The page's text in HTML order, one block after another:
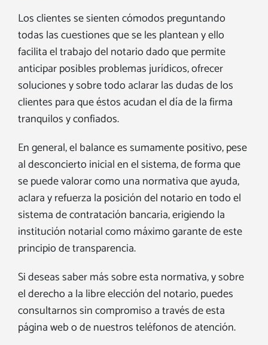
Los clientes se sienten cómodos preguntando
todas las cuestiones que se les plantean y ello
facilita el trabajo del notario dado que permite
anticipar posibles problemas jurídicos, ofrecer
soluciones y sobre todo aclarar las dudas de los
clientes para que éstos acudan el día de la firma
tranquilos y confiados.
En general, el balance es sumamente positivo, pese
al desconcierto inicial en el sistema, de forma que
se puede valorar como una normativa que ayuda,
aclara y refuerza la posición del notario en todo el
sistema de contratación bancaria, erigiendo la
institución notarial como máximo garante de este
principio de transparencia.
Si deseas saber más sobre esta normativa, y sobre
el derecho a la libre elección del notario, puedes
consultarnos sin compromiso a través de esta
página web o de nuestros teléfonos de atención.